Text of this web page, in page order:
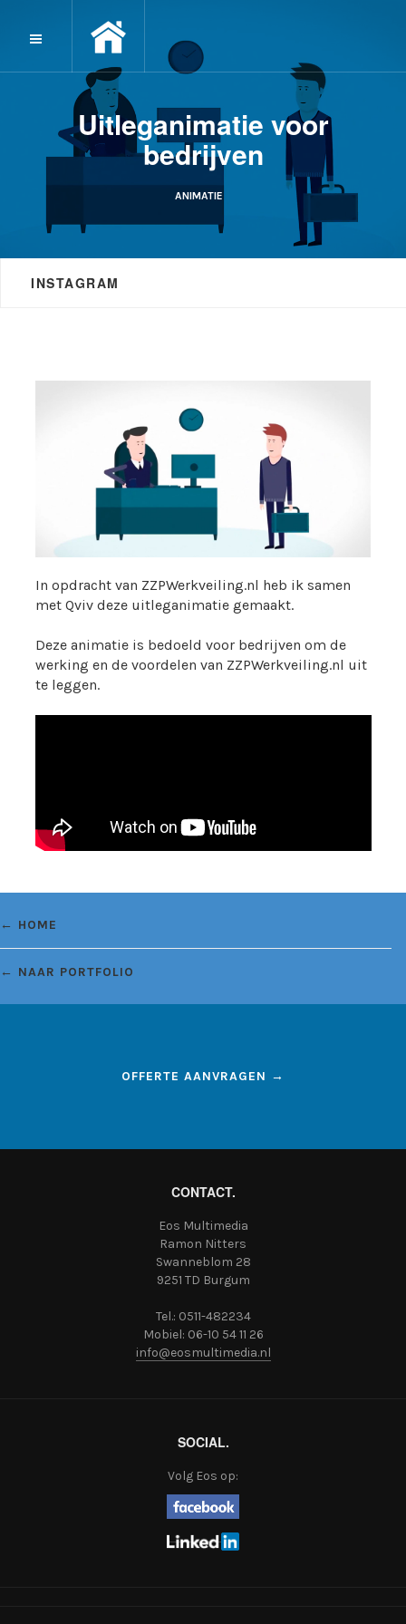
Uitleganimatie voor
bedrijven
ANIMATIE
INSTAGRAM
In opdracht van ZZPWerkveiling.nl heb ik samen
met Qviv deze uitleganimatie gemaakt.
Deze animatie is bedoeld voor bedrijven om de
werking en de voordelen van ZZPWerkveiling.nl uit
te leggen.
← HOME
← NAAR PORTFOLIO
OFFERTE AANVRAGEN →
CONTACT.
Eos Multimedia
Ramon Nitters
Swanneblom 28
9251 TD Burgum
Tel.: 0511-482234
Mobiel: 06-10 54 11 26
info@eosmultimedia.nl
SOCIAL.
Volg Eos op: